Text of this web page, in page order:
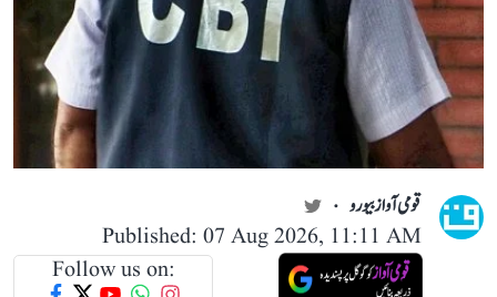
قومی آواز بیورو
Published: 07 Aug 2026, 11:11 AM
Follow us on: